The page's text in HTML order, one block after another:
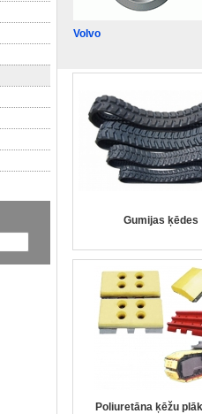
Volvo
Gumijas ķēdes
Poliuretāna ķēžu